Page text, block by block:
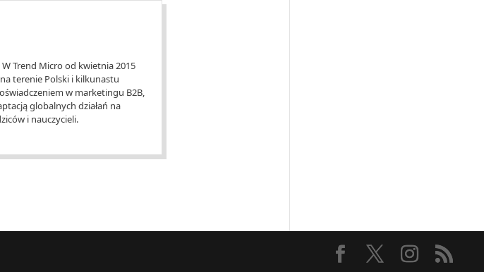
Trend Micro od kwietnia 2015
terenie Polski i kilkunastu
w marketingu B2B,
globalnych działań na
i nauczycieli.